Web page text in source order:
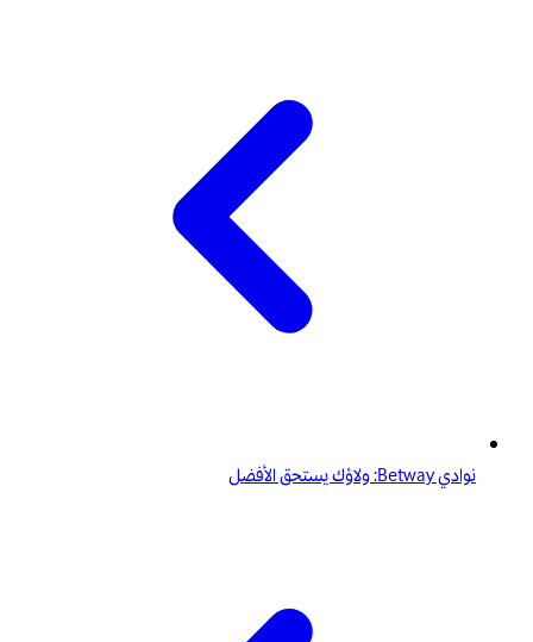
نوادي Betway: ولاؤك يستحق الأفضل